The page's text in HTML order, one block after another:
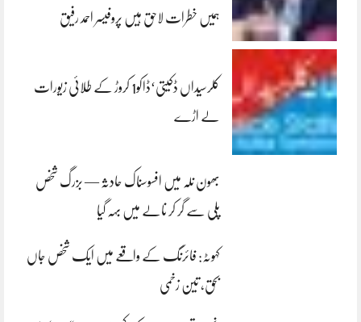
ہمیں خطرات لاحق ہیں پروفیسر احمد رفیق
کلرسیداں ڈکیتی‘ڈاکو1 کروڑ کے طلائی زیورات
لے اڑے
بھون نلہ میں افسوسناک حادثہ — بزرگ شخص
پلی سے گر کر نالے میں بہہ گیا
کہوٹہ: فائرنگ کے واقعے میں ایک شخص جاں
بحق، تین زخمی